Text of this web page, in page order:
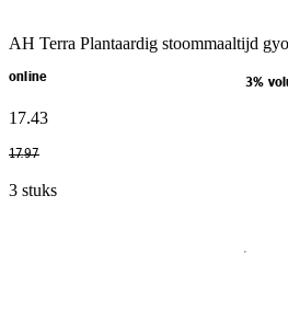
AH Terra Plantaardig stoommaaltijd
online 3%
17.43
17.97
3 stuks